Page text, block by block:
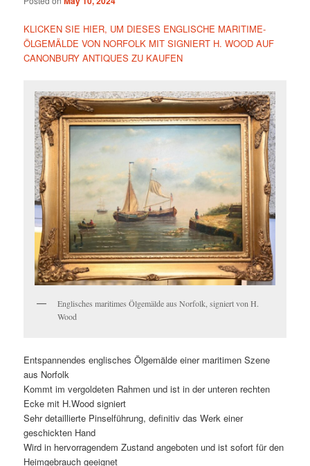
KLICKEN SIE HIER, UM DIESES ENGLISCHE MARITIME-
ÖLGEMÄLDE VON NORFOLK MIT SIGNIERT H. WOOD AUF
CANONBURY ANTIQUES ZU KAUFEN
Englisches maritimes Ölgemälde aus Norfolk, signiert von H.
Wood
Entspannendes englisches Ölgemälde einer maritimen Szene
aus Norfolk
Kommt im vergoldeten Rahmen und ist in der unteren rechten
Ecke mit H.Wood signiert
Sehr detaillierte Pinselführung, definitiv das Werk einer
geschickten Hand
Wird in hervorragendem Zustand angeboten und ist sofort für den
Heimgebrauch geeignet